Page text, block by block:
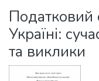
Statistics
Податковий
Україні:
та виклики